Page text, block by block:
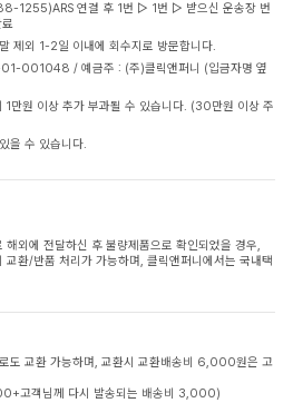
1255)ARS 연결 후 1번 ▷ 1번 ▷ 받으신 운송장 번
제외 1-2일 이내에 회수지로 방문합니다.
001048 / 예금주 : (주)클릭앤퍼니 (입금자명 옆
1만원 이상 추가 부과될 수 있습니다. (30만원 이상 주
을 수 있습니다.
외에 전달하신 후 불량제품으로 확인되었을 경우,
환/반품 처리가 가능하며, 클릭앤퍼니에서는 국내택
도 교환 가능하며, 교환시 교환배송비 6,000원은 고
고객님께 다시 발송되는 배송비 3,000)